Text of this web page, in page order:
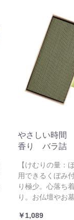
やさしい時間
香り バラ詰
【けむりの量：
用できるくぼみ
り極少。心落ち
り。お仏壇やお
￥1,089